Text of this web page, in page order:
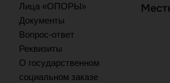
Лица «ОПОРЫ»
Документы
Вопрос-ответ
Реквизиты
О государственном
социальном заказе